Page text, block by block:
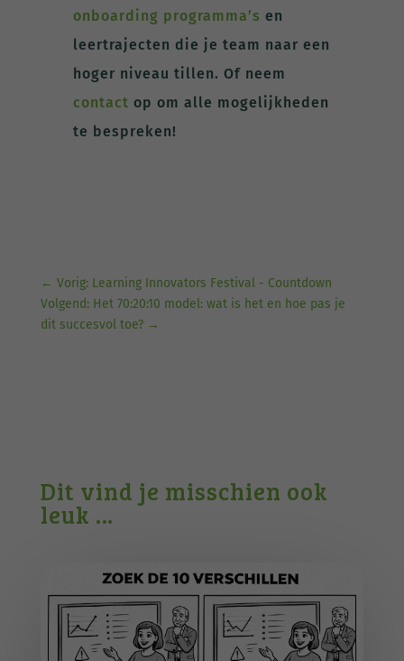
onboarding programma’s en
leertrajecten die je team naar een
hoger niveau tillen. Of neem
contact op om alle mogelijkheden
te bespreken!
← Vorig: Learning Innovators Festival - Countdown
Volgend: Het 70:20:10 model: wat is het en hoe pas je
dit succesvol toe?→
Dit vind je misschien ook
leuk …